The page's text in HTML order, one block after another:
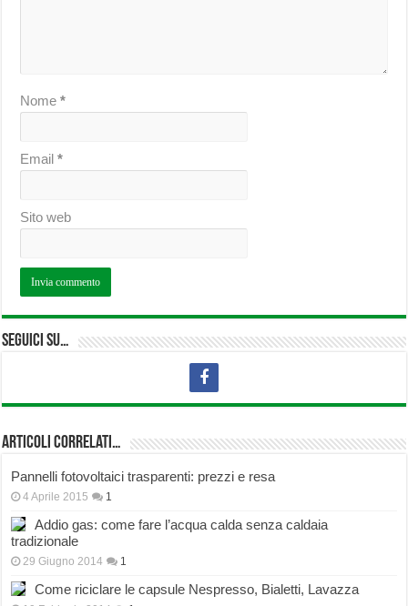
Nome*
Email*
Sito web
Seguici su…
Articoli correlati…
Pannelli fotovoltaici trasparenti: prezzi e resa
4 Aprile 2015 1
Addio gas: come fare l’acqua calda senza caldaia
tradizionale
29 Giugno 2014 1
Come riciclare le capsule Nespresso, Bialetti, Lavazza